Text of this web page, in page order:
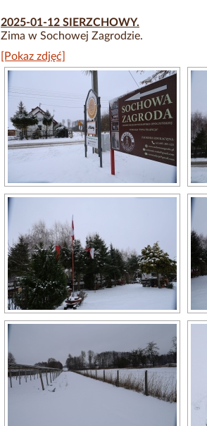
2025-01-12 SIERZCHOWY.
Zima w Sochowej Zagrodzie.
[Pokaz zdjęć]